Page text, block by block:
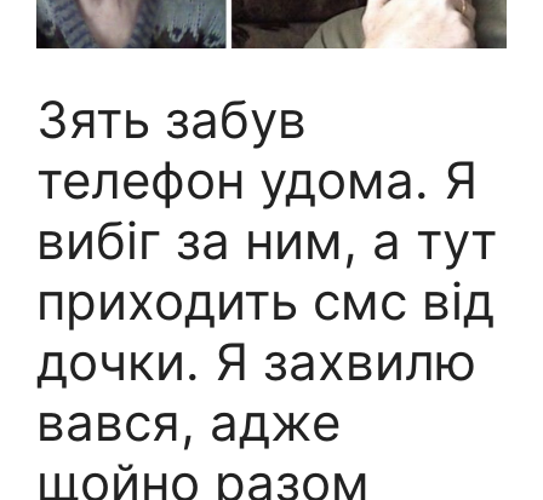
Зять забув
телефон удома. Я
вибіг за ним, а тут
приходить смс від
дочки. Я захвилю
вався, адже
щойно разом